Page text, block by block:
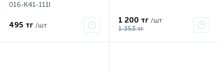
016-K41-111I
495 тг /шт
1 200 тг /шт
1 353 тг